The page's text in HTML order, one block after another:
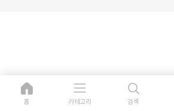
홈 카테고리 검색